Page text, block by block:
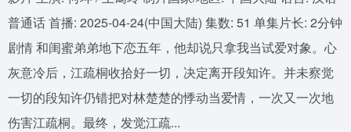
普通话 首播: 2025-04-24(中国大陆) 集数: 51 单集片长: 2分钟
剧情 和闺蜜弟弟地下恋五年，他却说只拿我当试爱对象。心
灰意冷后，江疏桐收拾好一切，决定离开段知许。并未察觉
一切的段知许仍错把对林楚楚的悸动当爱情，一次又一次地
伤害江疏桐。最终，发觉江疏...